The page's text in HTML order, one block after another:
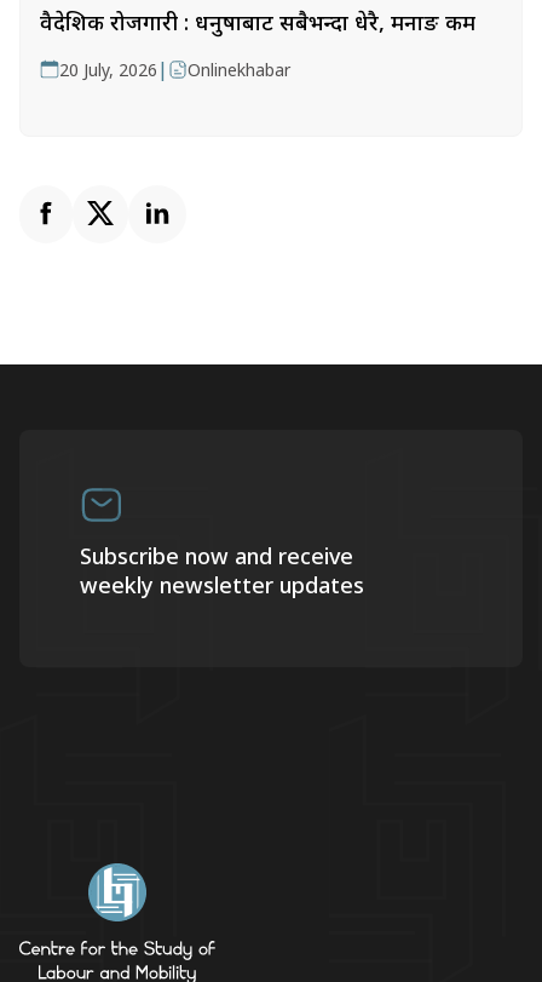
वैदेशिक रोजगारी : धनुषाबाट सबैभन्दा धेरै, मनाङ कम
20 July, 2026 | Onlinekhabar
Subscribe now and receive
weekly newsletter updates